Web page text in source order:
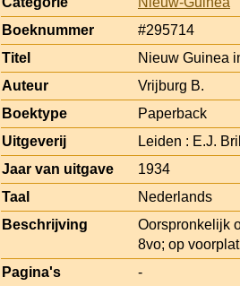
Boeknummer
#295714
Titel
Nieuw Guinea
Auteur
Vrijburg B.
Boektype
Paperback
Uitgeverij
Leiden : E.J. Brill
Jaar van uitgave
1934
Taal
Nederlands
Beschrijving
Oorspronkelijk
8vo; op
Pagina's
-